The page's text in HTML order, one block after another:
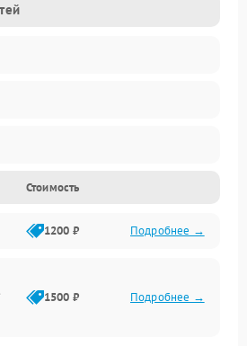
Стоимость
1200 ₽ Подробнее →
1500 ₽ Подробнее →